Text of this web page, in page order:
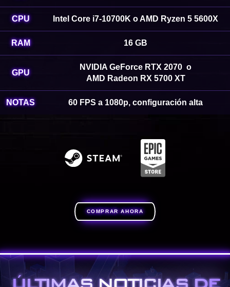
CPU Intel Core i7-10700K o AMD Ryzen 5 5600X
RAM 16 GB
GPU
NVIDIA GeForce RTX 2070 o
AMD Radeon RX 5700 XT
NOTAS 60 FPS a 1080p, configuración alta
COMPRAR AHORA